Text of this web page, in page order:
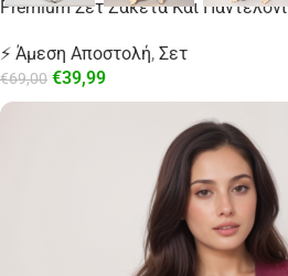
Premium Σετ Ζακέτα Και Παντελόνι
⚡ Άμεση Αποστολή, Σετ
€69,00 €39,99